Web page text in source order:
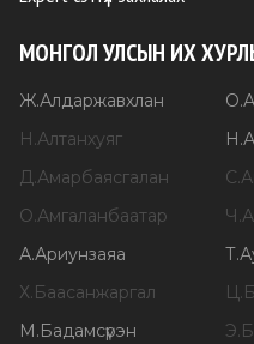
МОНГОЛ УЛСЫН ИХ
Ж.Алдаржавхлан О.
Н .Алтанхуяг Н .
Д.Амарбаясгалан С.
О.Амгаланбаатар Ч .
А.Ариунзаяа Т.
Х. Баасанжаргал Ц.
М . Бадамсүрэн Э.